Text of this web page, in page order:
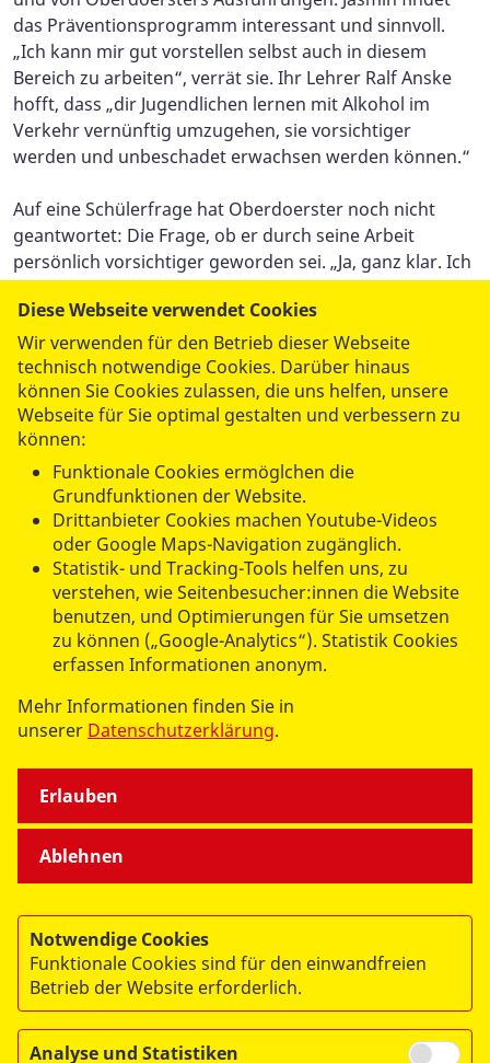
das Präventionsprogramm interessant und sinnvoll.
„Ich kann mir gut vorstellen selbst auch in diesem
Bereich zu arbeiten“, verrät sie. Ihr Lehrer Ralf Anske
hofft, dass „dir Jugendlichen lernen mit Alkohol im
Verkehr vernünftig umzugehen, sie vorsichtiger
werden und unbeschadet erwachsen werden können.“
Auf eine Schülerfrage hat Oberdoerster noch nicht
geantwortet: Die Frage, ob er durch seine Arbeit
persönlich vorsichtiger geworden sei. „Ja, ganz klar. Ich
denke natürlich nicht permanent darüber nach, was
alles passieren könnte“, erklärt er, „aber ich bin durch
meine Arbeit sehr viel bewusster für Risiken
geworden.“
Dowload
( PDF / 1.303,42 KB )
datenschutzkonform mit
© 2026 ASB Berlin
Impressum
Datenschutz
Diese Webseite verwendet Cookies
Wir verwenden für den Betrieb dieser Webseite
technisch notwendige Cookies. Darüber hinaus
können Sie Cookies zulassen, die uns helfen, unsere
Webseite für Sie optimal gestalten und verbessern zu
können:
Funktionale Cookies ermöglchen die
Grundfunktionen der Website.
Drittanbieter Cookies machen Youtube-Videos
oder Google Maps-Navigation zugänglich.
Statistik- und Tracking-Tools helfen uns, zu
verstehen, wie Seitenbesucher:innen die Website
benutzen, und Optimierungen für Sie umsetzen
zu können („Google-Analytics“). Statistik Cookies
erfassen Informationen anonym.
Mehr Informationen finden Sie in
unserer Datenschutzerklärung.
Ablehnen
Erlauben
Notwendige Cookies
Funktionale Cookies sind für den einwandfreien
Betrieb der Website erforderlich.
Analyse und Statistiken